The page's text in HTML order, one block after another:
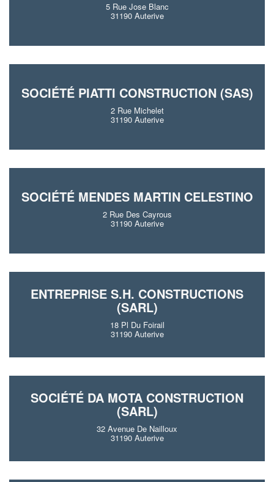
5 Rue Jose Blanc
31190 Auterive
SOCIÉTÉ PIATTI CONSTRUCTION (SAS)
2 Rue Michelet
31190 Auterive
SOCIÉTÉ MENDES MARTIN CELESTINO
2 Rue Des Cayrous
31190 Auterive
ENTREPRISE S.H. CONSTRUCTIONS
(SARL)
18 Pl Du Foirail
31190 Auterive
SOCIÉTÉ DA MOTA CONSTRUCTION
(SARL)
32 Avenue De Nailloux
31190 Auterive